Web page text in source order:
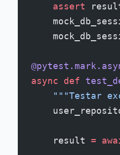
    assert
async def
"""Testar
    result
=